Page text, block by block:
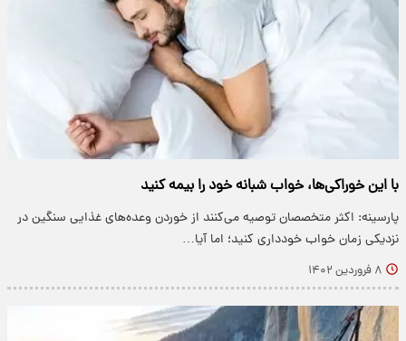
با این خوراکی‌ها، خواب شبانه خود را بیمه کنید
پارسینه: اکثر متخصصان توصیه می‌کنند از خوردن وعده‌های غذایی سنگین در
نزدیکی زمان خواب خودداری کنید؛ اما آیا…
۸ فروردین ۱۴۰۲